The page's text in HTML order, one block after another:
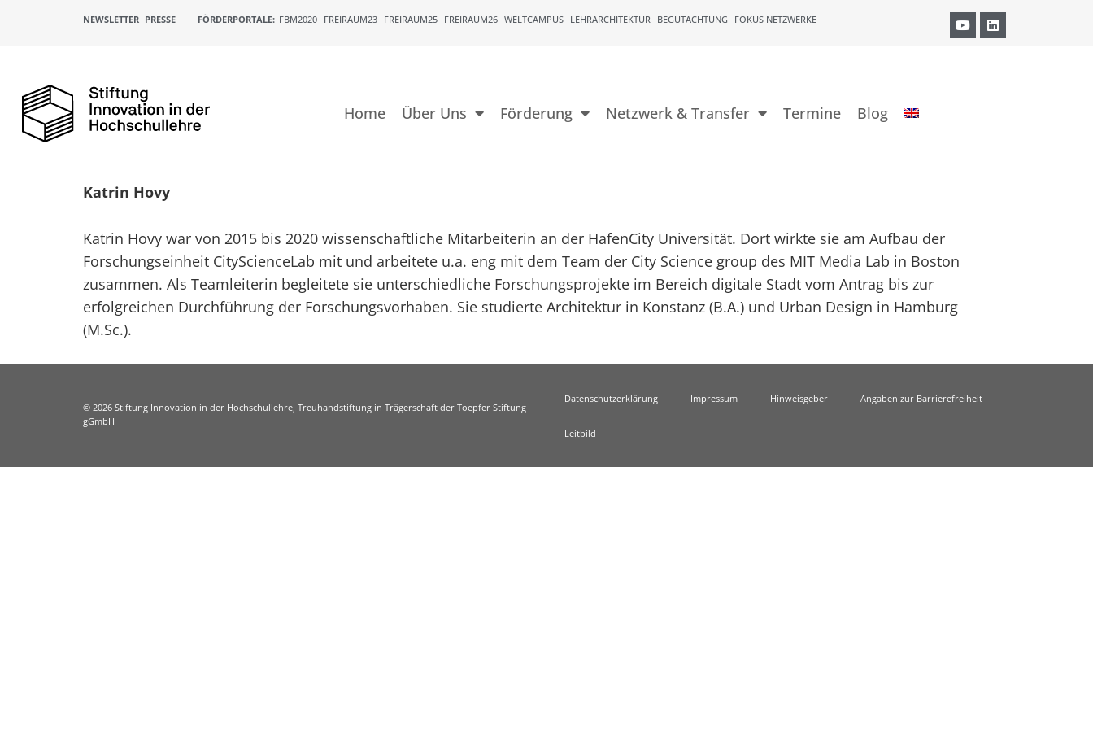
NEWSLETTER PRESSE FÖRDERPORTALE: FBM2020 FREIRAUM23 FREIRAUM25 FREIRAUM26 WELTCAMPUS LEHRARCHITEKTUR BEGUTACHTUNG FOKUS NETZWERKE
Home Über Uns Förderung Netzwerk & Transfer Termine Blog
Katrin Hovy
Katrin Hovy war von 2015 bis 2020 wissenschaftliche Mitarbeiterin an der HafenCity Universität. Dort wirkte sie am Aufbau der
Forschungseinheit CityScienceLab mit und arbeitete u.a. eng mit dem Team der City Science group des MIT Media Lab in Boston
zusammen. Als Teamleiterin begleitete sie unterschiedliche Forschungsprojekte im Bereich digitale Stadt vom Antrag bis zur
erfolgreichen Durchführung der Forschungsvorhaben. Sie studierte Architektur in Konstanz (B.A.) und Urban Design in Hamburg
(M.Sc.).
© 2026 Stiftung Innovation in der Hochschullehre, Treuhandstiftung in Trägerschaft der Toepfer Stiftung
gGmbH
Datenschutzerklärung Impressum Hinweisgeber Angaben zur Barrierefreiheit
Leitbild